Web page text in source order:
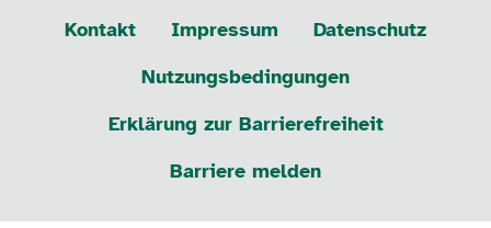
Kontakt Impressum
Datenschutz
Nutzungsbedingungen
Erklärung zur Barrierefreiheit
Barriere melden